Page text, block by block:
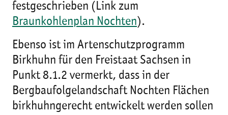
festgeschrieben (Link zum
Braunkohlenplan Nochten).
Ebenso ist im Artenschutzprogramm
Birkhuhn für den Freistaat Sachsen in
Punkt 8.1.2 vermerkt, dass in der
Bergbaufolgelandschaft Nochten Flächen
birkhuhngerecht entwickelt werden sollen